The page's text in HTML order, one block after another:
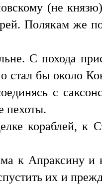
(не
Полякам же
С похода
стал бы около
с
пехоты.
кораблей,
к Апраксину и
их и